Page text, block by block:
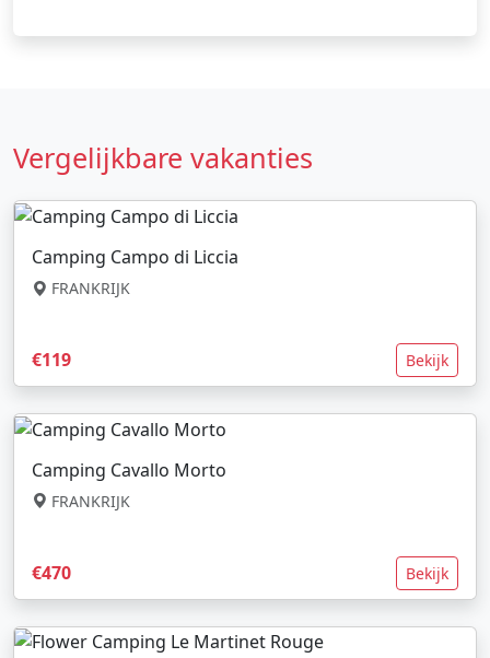
Vergelijkbare vakanties
Camping Campo di Liccia
FRANKRIJK
€119 Bekijk
Camping Cavallo Morto
FRANKRIJK
€470 Bekijk